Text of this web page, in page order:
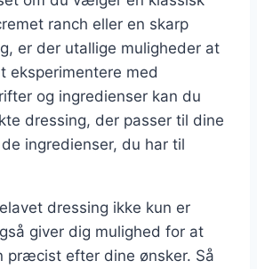
ranch eller en skarp
er der utallige muligheder at
eksperimentere med
og ingredienser kan du
dressing, der passer til dine
ingredienser, du har til
dressing ikke kun er
giver dig mulighed for at
præcist efter dine ønsker. Så